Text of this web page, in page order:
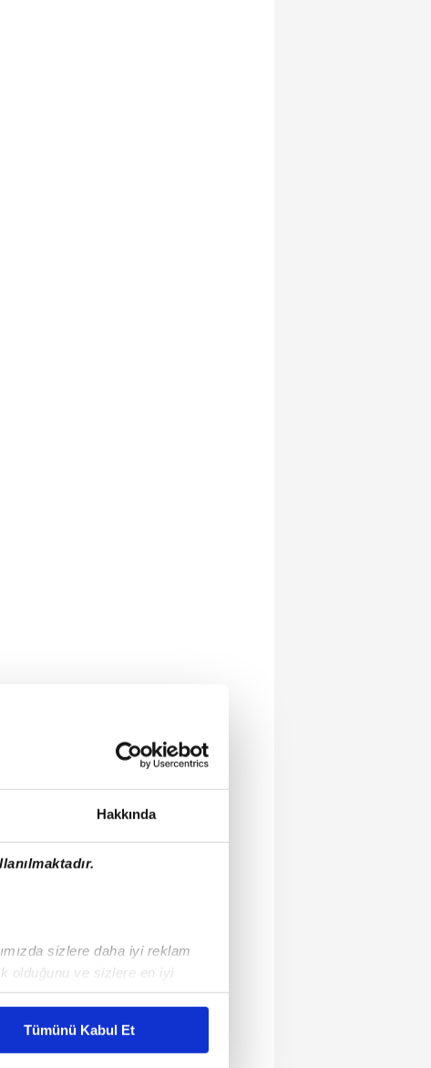
Hakkında
sizlere daha iyi reklam
olduğunu ve sizlere en iyi
maliyetlerimizi karşılamak
Tümünü Kabul Et